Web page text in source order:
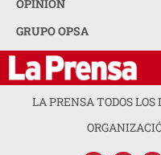
OPINION
GRUPO OPSA
LA PRENSA TODOS LOS